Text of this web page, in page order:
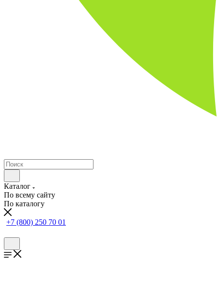
Каталог
По всему сайту
По каталогу
+7 (800) 250 70 01